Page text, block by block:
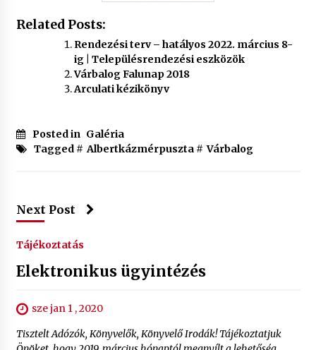
Related Posts:
Rendezési terv – hatályos 2022. március 8-
ig | Településrendezési eszközök
Várbalog Falunap 2018
Arculati kézikönyv
Posted in Galéria
Tagged # Albertkázmérpuszta# Várbalog
Next Post
Tájékoztatás
Elektronikus ügyintézés
sze jan 1 , 2020
Tisztelt Adózók, Könyvelők, Könyvelő Irodák! Tájékoztatjuk